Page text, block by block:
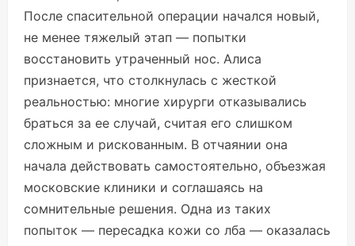
После спасительной операции начался новый,
не менее тяжелый этап — попытки
восстановить утраченный нос. Алиса
признается, что столкнулась с жесткой
реальностью: многие хирурги отказывались
браться за ее случай, считая его слишком
сложным и рискованным. В отчаянии она
начала действовать самостоятельно, объезжая
московские клиники и соглашаясь на
сомнительные решения. Одна из таких
попыток — пересадка кожи со лба — оказалась